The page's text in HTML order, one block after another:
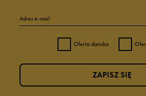
Adres e-mail
Oferta damska
ZAPISZ SIĘ